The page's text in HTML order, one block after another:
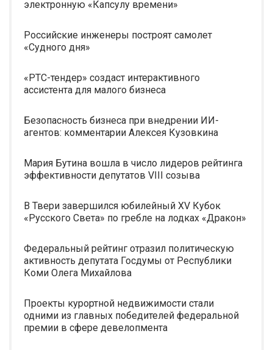
электронную «Капсулу времени»
Российские инженеры построят самолет
«Судного дня»
«РТС-тендер» создаст интерактивного
ассистента для малого бизнеса
Безопасность бизнеса при внедрении ИИ-
агентов: комментарии Алексея Кузовкина
Мария Бутина вошла в число лидеров рейтинга
эффективности депутатов VIII созыва
В Твери завершился юбилейный XV Кубок
«Русского Света» по гребле на лодках «Дракон»
Федеральный рейтинг отразил политическую
активность депутата Госдумы от Республики
Коми Олега Михайлова
Проекты курортной недвижимости стали
одними из главных победителей федеральной
премии в сфере девелопмента